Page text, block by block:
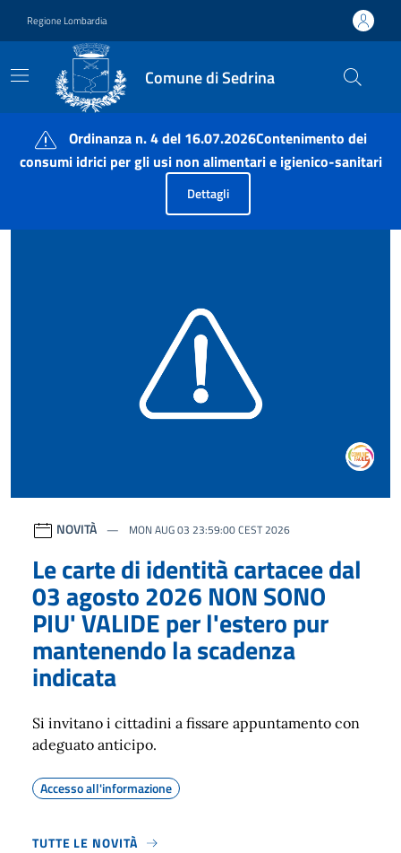
Regione Lombardia
Comune di Sedrina
Comune di Sedrina
Ordinanza n. 4 del 16.07.2026Contenimento dei
consumi idrici per gli usi non alimentari e igienico-sanitari
Dettagli
NOVITÀ MON AUG 03 23:59:00 CEST 2026
Le carte di identità cartacee dal
03 agosto 2026 NON SONO
PIU' VALIDE per l'estero pur
mantenendo la scadenza
indicata
Si invitano i cittadini a fissare appuntamento con
adeguato anticipo.
Accesso all'informazione
TUTTE LE NOVITÀ